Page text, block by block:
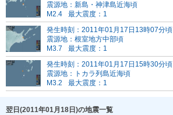
震源地：新島・神津島近海頃
M2.4
最大震度：1
発生時刻：2011年01月17日13時07分頃
震源地：根室地方中部頃
M3.7
最大震度：1
発生時刻：2011年01月17日15時30分頃
震源地：トカラ列島近海頃
M3.2
最大震度：1
翌日(2011年01月18日)の地震一覧